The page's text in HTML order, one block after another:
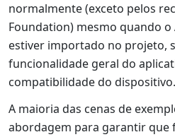
normalmente (exceto pelos
Foundation) mesmo quando o
estiver importado no projeto,
funcionalidade geral do
compatibilidade do dispositivo.
A maioria das cenas de
abordagem para garantir que